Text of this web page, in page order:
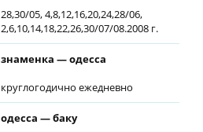
28,30/05, 4,8,12,16,20,24,28/06,
2,6,10,14,18,22,26,30/07/08.2008 г.
знаменка — одесса
круглогодично ежедневно
одесса — баку